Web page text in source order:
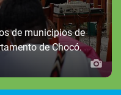
de municipios de
de Chocó.